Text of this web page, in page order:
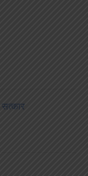
सत्कार